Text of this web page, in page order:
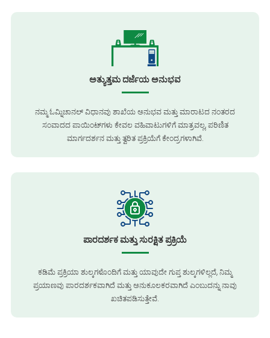
ಅತ್ಯುತ್ತಮ ದರ್ಜೆಯ ಅನುಭವ
ನಮ್ಮ ಓಮ್ನಿಚಾನಲ್ ವಿಧಾನವು ಶಾಖೆಯ ಅನುಭವ ಮತ್ತು ಮಾರಾಟದ ನಂತರದ
ಸಂವಾದದ ಪಾಯಿಂಟ್‌ಗಳು ಕೇವಲ ವಹಿವಾಟುಗಳಿಗೆ ಮಾತ್ರವಲ್ಲ, ಪರಿಣಿತ
ಮಾರ್ಗದರ್ಶನ ಮತ್ತು ತ್ವರಿತ ಪ್ರಕ್ರಿಯೆಗೆ ಕೇಂದ್ರಗಳಾಗಿವೆ.
ಪಾರದರ್ಶಕ ಮತ್ತು ಸುರಕ್ಷಿತ ಪ್ರಕ್ರಿಯೆ
ಕಡಿಮೆ ಪ್ರಕ್ರಿಯಾ ಶುಲ್ಕಗಳೊಂದಿಗೆ ಮತ್ತು ಯಾವುದೇ ಗುಪ್ತ ಶುಲ್ಕಗಳಿಲ್ಲದೆ, ನಿಮ್ಮ
ಪ್ರಯಾಣವು ಪಾರದರ್ಶಕವಾಗಿದೆ ಮತ್ತು ಅನುಕೂಲಕರವಾಗಿದೆ ಎಂಬುದನ್ನು ನಾವು
ಖಚಿತಪಡಿಸುತ್ತೇವೆ.